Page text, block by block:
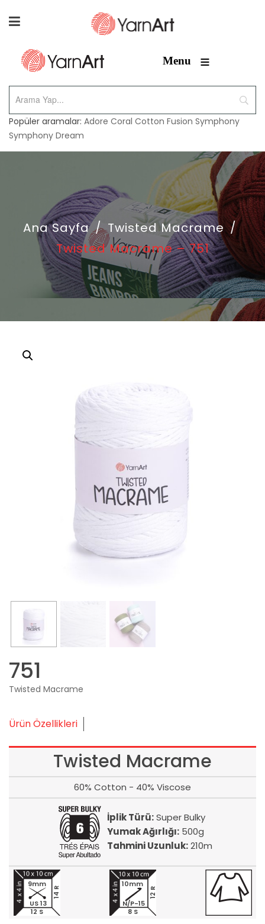
Menu ≡
Popüler aramalar: Adore Coral Cotton Fusion Symphony
Symphony Dream
Ana Sayfa / Twisted Macrame /
Twisted Macrame – 751
751
Twisted Macrame
Ürün Özellikleri
Twisted Macrame
60% Cotton - 40% Viscose
İplik Türü:Super Bulky
Yumak Ağırlığı: 500g
Tahmini Uzunluk:210m
12 S
14 R
9mm
US 13
8 S
12 R
10mm
N/P-15